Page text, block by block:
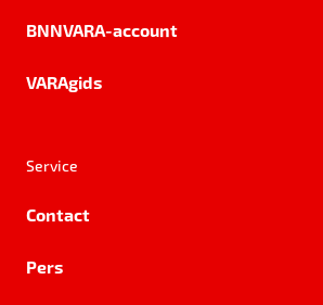
BNNVARA-account
VARAgids
Service
Contact
Pers